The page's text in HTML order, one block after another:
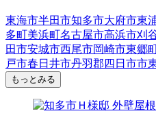
東海市半田市知多市大府市東
多町美浜町名古屋市高浜市刈
田市安城市西尾市岡崎市東郷
戸市春日井市丹羽郡 四日市市
もっとみる